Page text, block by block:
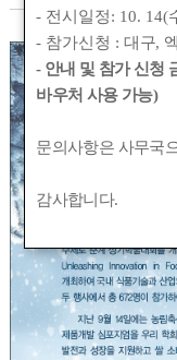
- 전시일정: 10. 14(
- 참가신청 :대구,
- 안내 및 참가 신청
바우처 사용 가능)
문의사항은 사무국
감사합니다.